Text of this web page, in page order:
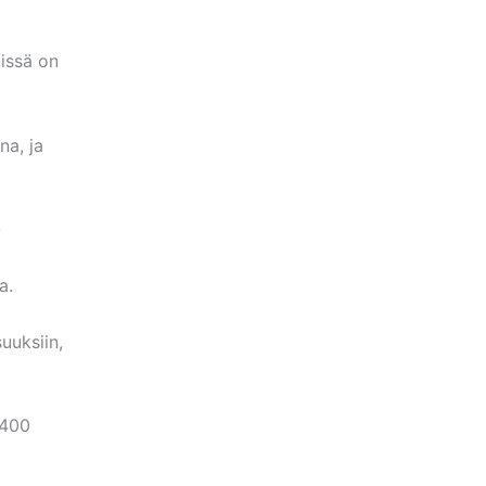
on
ja